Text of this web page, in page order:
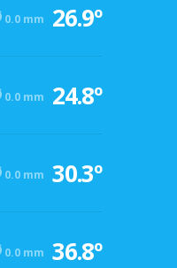
0.0 mm 26.9º
0.0 mm 24.8º
0.0 mm 30.3º
0.0 mm 36.8º